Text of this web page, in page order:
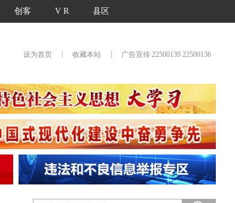
创客 V R 县区
设为首页 收藏本站 广告宣传 22500139 22500136